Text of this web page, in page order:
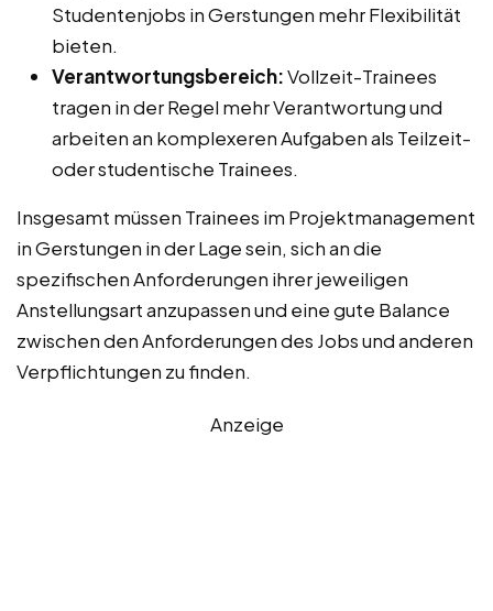
Studentenjobs in Gerstungen mehr Flexibilität
bieten.
Verantwortungsbereich:Vollzeit-Trainees
tragen in der Regel mehr Verantwortung und
arbeiten an komplexeren Aufgaben als Teilzeit-
oder studentische Trainees.
Insgesamt müssen Trainees im Projektmanagement
in Gerstungen in der Lage sein, sich an die
spezifischen Anforderungen ihrer jeweiligen
Anstellungsart anzupassen und eine gute Balance
zwischen den Anforderungen des Jobs und anderen
Verpflichtungen zu finden.
Anzeige